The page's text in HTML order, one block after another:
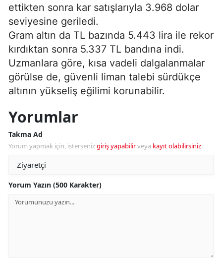
ettikten sonra kar satışlarıyla 3.968 dolar
seviyesine geriledi.
Gram altın da TL bazında 5.443 lira ile rekor
kırdıktan sonra 5.337 TL bandına indi.
Uzmanlara göre, kısa vadeli dalgalanmalar
görülse de, güvenli liman talebi sürdükçe
altının yükseliş eğilimi korunabilir.
Yorumlar
Takma Ad
Yorum yapmak için, istersenizgiriş yapabilirveya kayıt olabilirsiniz.
Yorum Yazın (500 Karakter)